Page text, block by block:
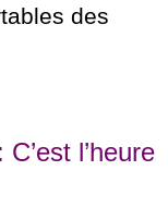
des
l’heure